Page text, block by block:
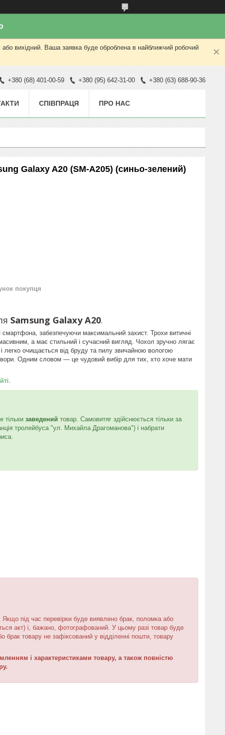
вихідний. Ваша заявка буде оброблена в найближчий робочий
+380 (68) 401-00-59 +380 (95) 642-31-00 +380 (63) 688-90-36
СПІВПРАЦЯ ПРО НАС
Galaxy A20 (SM-A205) (синьо-зелений)
покупця
Samsung Galaxy A20.
смартфона, забезпечуючи максимальний захист. Трохи витичні
а має стильний і сучасний вигляд. Чохол зручно лягає
легко очищається від бруду та пилу звичайною вологою
Одним словом — це чудовий вибір для тих, хто хоче мати
тільки заведений товар. Самовитяг здійснюється тільки за
тролейбуса "ул. Михайла Драгоманова") і набрати
Якщо під час перевірки буде виявлено брак, поломка або
акт) і, бажано, фотографований. У цьому разі товар буде
товару не зафіксований у відділенні пошти, товару
і характеристиками товару, а також повністю